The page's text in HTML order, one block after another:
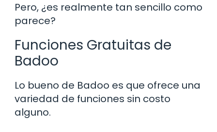
Pero, ¿es realmente tan sencillo como
parece?
Funciones Gratuitas de
Badoo
Lo bueno de Badoo es que ofrece una
variedad de funciones sin costo
alguno.